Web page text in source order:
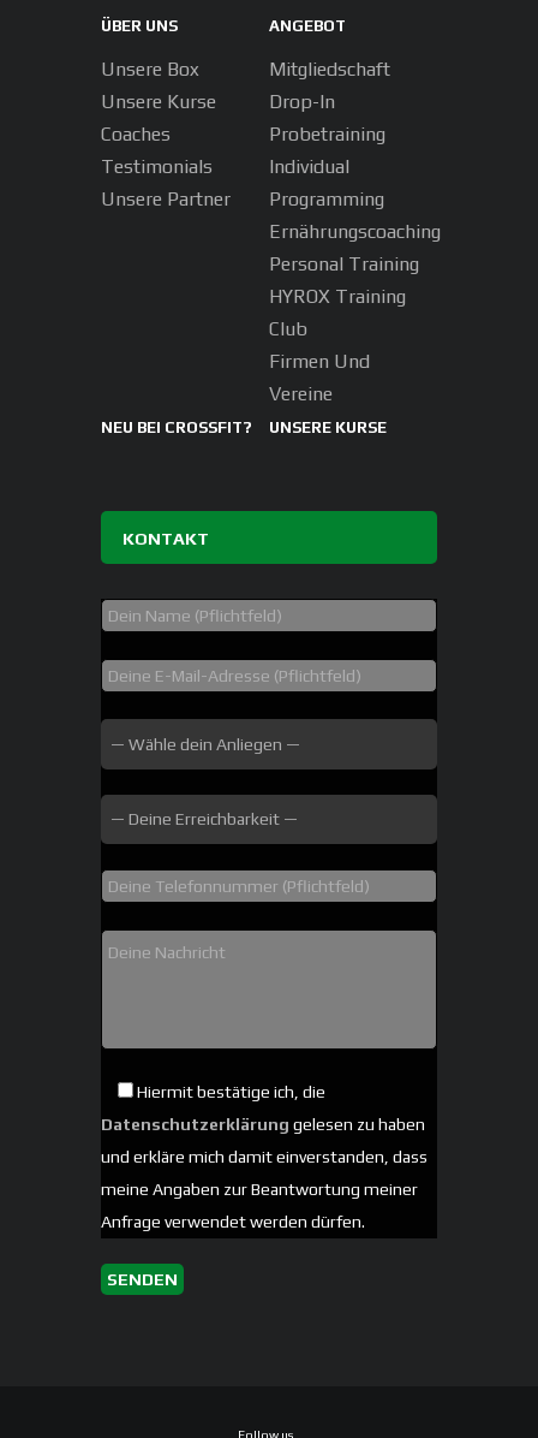
ÜBER UNS
Unsere Box
Unsere Kurse
Coaches
Testimonials
Unsere Partner
ANGEBOT
Mitgliedschaft
Drop-In
Probetraining
Individual
Programming
Ernährungscoaching
Personal Training
HYROX Training
Club
Firmen Und
Vereine
NEU BEI CROSSFIT? UNSERE KURSE
KONTAKT
Hiermit bestätige ich, die
Datenschutzerklärung gelesen zu haben
und erkläre mich damit einverstanden, dass
meine Angaben zur Beantwortung meiner
Anfrage verwendet werden dürfen.